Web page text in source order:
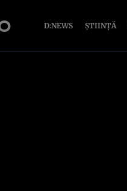
D:NEWS ȘTIINȚĂ